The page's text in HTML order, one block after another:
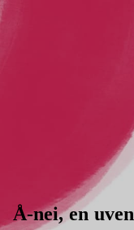
Å-nei, en